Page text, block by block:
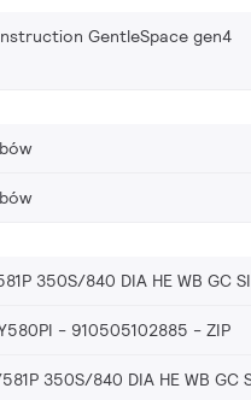
GentleSpace gen4
350S/840 DIA HE WB GC SI
- 910505102885 ZIP
350S/840 DIA HE WB GC